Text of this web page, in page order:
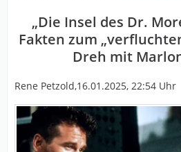
„Die Insel des Dr.
Fakten zum
Dreh mit
Rene Petzold,16.01.2025, 22:54 Uhr